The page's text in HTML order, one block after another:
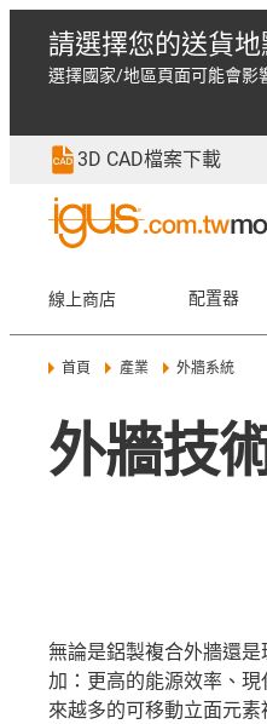
請選擇您的送貨地
選擇國家/地區頁面可能會影
3D CAD檔案下載
線上商店 配置器
首頁 產業 外牆系統
外牆技
無論是鋁製複合外牆還
加：更高的能源效率、
來越多的可移動立面元